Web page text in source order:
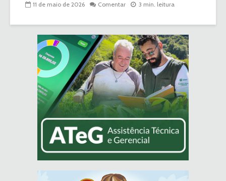
11 de maio de 2026 Comentar 3 min. leitura